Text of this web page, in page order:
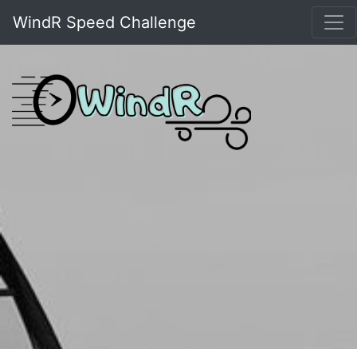
WindR Speed Challenge